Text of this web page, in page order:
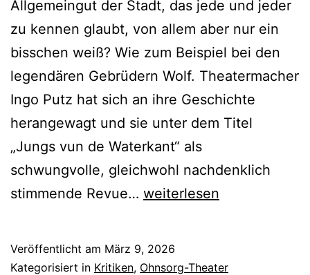
Allgemeingut der Stadt, das jede und jeder
zu kennen glaubt, von allem aber nur ein
bisschen weiß? Wie zum Beispiel bei den
legendären Gebrüdern Wolf. Theatermacher
Ingo Putz hat sich an ihre Geschichte
herangewagt und sie unter dem Titel
„Jungs vun de Waterkant“ als
schwungvolle, gleichwohl nachdenklich
stimmende Revue… Jungs
Waterkant
weiterlesen
Veröffentlicht am März 9, 2026
Kategorisiert in Kritiken, Ohnsorg-Theater